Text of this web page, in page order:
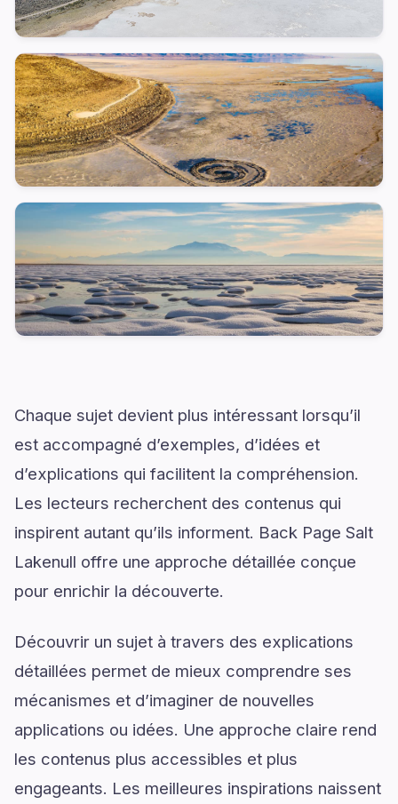
Chaque sujet devient plus intéressant lorsqu’il
est accompagné d’exemples, d’idées et
d’explications qui facilitent la compréhension.
Les lecteurs recherchent des contenus qui
inspirent autant qu’ils informent. Back Page Salt
Lakenull offre une approche détaillée conçue
pour enrichir la découverte.
Découvrir un sujet à travers des explications
détaillées permet de mieux comprendre ses
mécanismes et d’imaginer de nouvelles
applications ou idées. Une approche claire rend
les contenus plus accessibles et plus
engageants. Les meilleures inspirations naissent